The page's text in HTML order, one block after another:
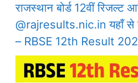
राजस्थान बोर्ड 12वीं रिजल्ट
@rajresults.nic.in यहाँ से
– RBSE 12th Result